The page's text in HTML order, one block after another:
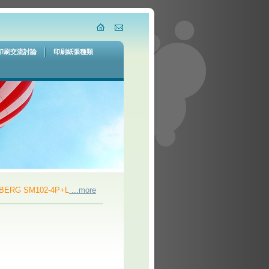
刷交流討論 印刷紙張種類
SM102-4P+L...more Used 2006 HEIDELBERG PM GTO52-4 DDS